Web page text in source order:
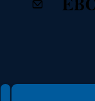
Spełniamy standardy WCAG 2.2
Spełniamy standardy W3C